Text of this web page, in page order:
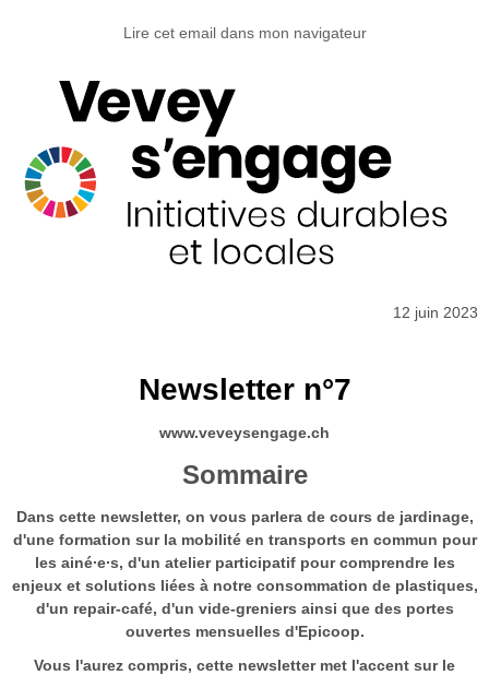
Lire cet email dans mon navigateur
12 juin 2023
Newsletter n°7
www.veveysengage.ch
Sommaire
Dans cette newsletter, on vous parlera de cours de jardinage,
d'une formation sur la mobilité en transports en commun pour
les ainé∙e∙s, d'un atelier participatif pour comprendre les
enjeux et solutions liées à notre consommation de plastiques,
d'un repair-café, d'un vide-greniers ainsi que des portes
ouvertes mensuelles d'Epicoop.
Vous l'aurez compris, cette newsletter met l'accent sur le